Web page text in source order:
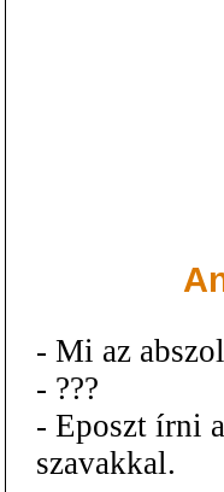
- Mi az
- ???
- Eposzt írni
szavakkal.